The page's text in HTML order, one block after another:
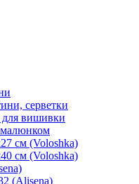
серветки
для вишивки
см (Voloshka)
см (Voloshka)
(Alisena)